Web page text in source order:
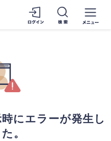
にエラーが発生し
。